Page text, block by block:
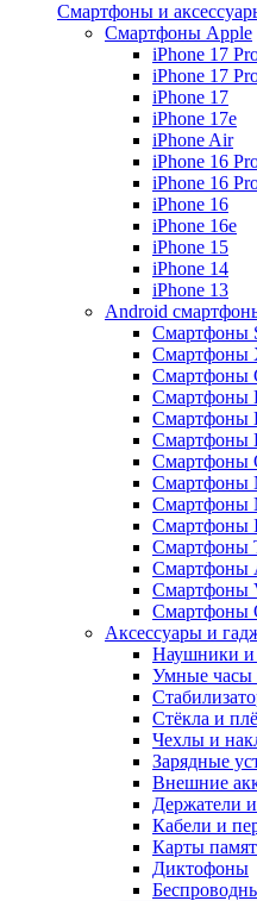
Смартфоны и
Смартфоны Apple
iPhone 17
iPhone 17
iPhone 17
iPhone 17e
iPhone Air
iPhone 16
iPhone 16
iPhone 16
iPhone 16e
iPhone 15
iPhone 14
iPhone 13
Android
Смартфоны
Смартфоны
Смартфоны
Смартфоны
Смартфоны
Смартфоны
Смартфоны
Смартфоны
Смартфоны
Смартфоны
Смартфоны
Смартфоны
Смартфоны
Смартфоны
Аксессуары и
Наушники и
Умные часы
Стёкла и
Чехлы и
Зарядные
Внешние
Держатели
Кабели и
Карты
Диктофоны